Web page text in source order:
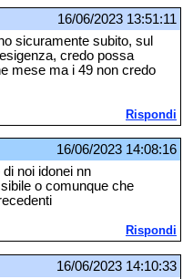
16/06/2023 13:51:11
sicuramente subito, sul
credo possa
mese ma i 49 non credo
Rispondi
16/06/2023 14:08:16
noi idonei nn
o comunque che
Rispondi
16/06/2023 14:10:33